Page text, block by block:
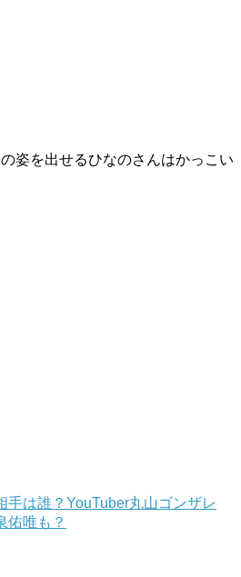
姿を出せるひなのさんはかっこい
手は誰？YouTuber丸山ゴンザレ
佑唯も？